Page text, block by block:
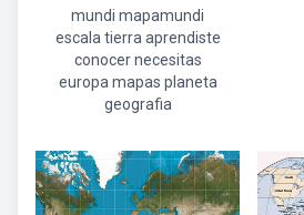
mundi mapamundi
escala tierra aprendiste
conocer necesitas
europa mapas planeta
geografia